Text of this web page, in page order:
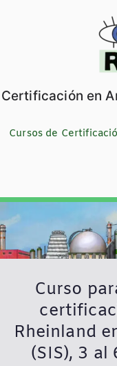
Certificación en
Cursos de
Curso
Rheinland
(SIS), 3